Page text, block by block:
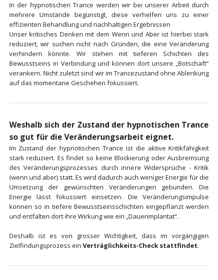
In der hypnotischen Trance werden wir bei unserer Arbeit durch
mehrere Umstände begünstigt, diese verhelfen uns zu einer
effizienten Behandlung und nachhaltigen Ergebnissen
Unser kritisches Denken mit dem Wenn und Aber ist hierbei stark
reduziert, wir suchen nicht nach Gründen, die eine Veränderung
verhindern könnte. Wir stehen mit tieferen Schichten des
Bewusstseins in Verbindung und können dort unsere „Botschaft“
verankern. Nicht zuletzt sind wir im Trancezustand ohne Ablenkung
auf das momentane Geschehen fokussiert.
Weshalb sich der Zustand der hypnotischen Trance
so gut für die Veränderungsarbeit eignet.
Im Zustand der hypnotischen Trance ist die aktive Kritikfähigkeit
stark reduziert. Es findet so keine Blockierung oder Ausbremsung
des Veränderungsprozesses durch innere Widersprüche - Kritik
(wenn und aber) statt. Es wird dadurch auch weniger Energie für die
Umsetzung der gewünschten Veränderungen gebunden. Die
Energie lässt fokussiert einsetzen. Die Veränderungsimpulse
können so in tiefere Bewusstseinsschichten eingepflanzt werden
und entfalten dort ihre Wirkung wie ein „Dauerimplantat“.
Deshalb ist es von grosser Wichtigkeit, dass im vorgängigen
Zielfindungsprozess ein Verträglichkeits-Check stattfindet.